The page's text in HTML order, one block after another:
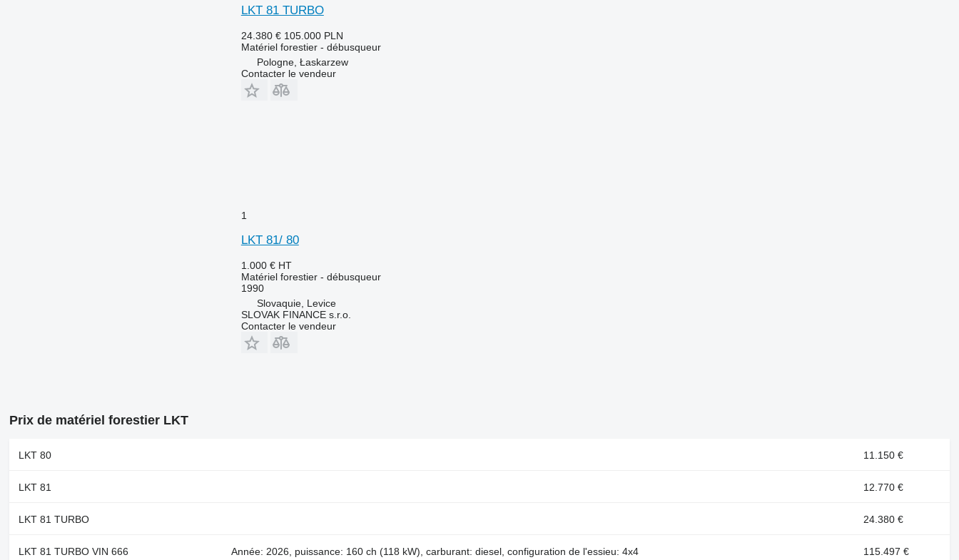
LKT 81 TURBO
24.380 € 105.000 PLN
Matériel forestier - débusqueur
Pologne, Łaskarzew
Contacter le vendeur
1
LKT 81/ 80
1.000 € HT
Matériel forestier - débusqueur
1990
Slovaquie, Levice
SLOVAK FINANCE s.r.o.
Contacter le vendeur
Prix de matériel forestier LKT
LKT 80 11.150 €
LKT 81 12.770 €
LKT 81 TURBO 24.380 €
LKT 81 TURBO VIN 666 Année: 2026, puissance: 160 ch (118 kW), carburant: diesel, configuration de l'essieu: 4x4 115.497 €